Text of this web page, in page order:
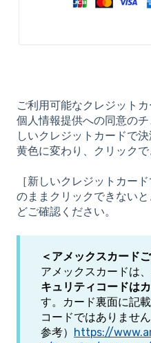
ご利用可能なクレジット
個人情報提供への同意の
しいクレジットカードで
黄色に変わり、クリックで
［新しいクレジットカー
のままクリックできない
どご確認ください。
＜アメックスカード
アメックスカードは
キュリティコードは
す。カード裏面に記
コードではありません
参考） https://